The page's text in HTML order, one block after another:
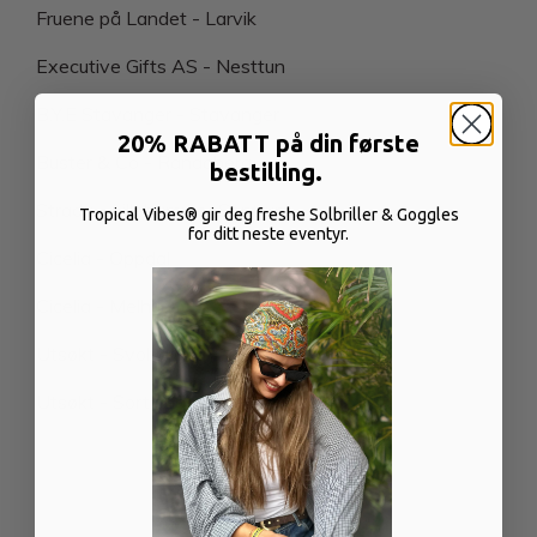
Fruene på Landet - Larvik
Executive Gifts AS - Nesttun
Buster & Co - Randaberg
Strada - Lillehammer Sentrum
Utsøkt - Svolvær
Utsøkt - Sortland
20% RABATT på din første
bestilling.
Tropical Vibes® gir deg freshe Solbriller & Goggles
for ditt neste eventyr.